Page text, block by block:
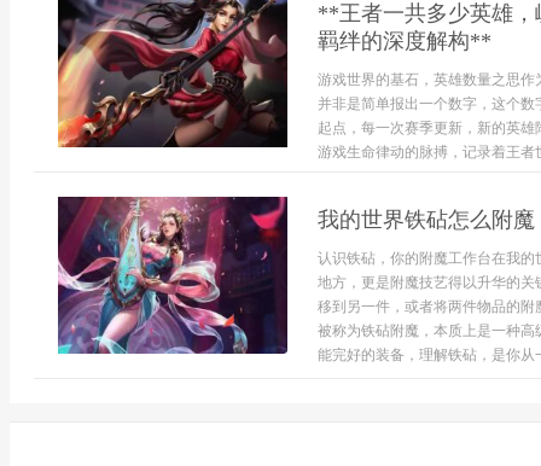
**王者一共多少英雄
羁绊的深度解构**
游戏世界的基石，英雄数量之思
并非是简单报出一个数字，这个
起点，每一次赛季更新，新的英
游戏生命律动的脉搏，记录着王者
我的世界铁砧怎么附
认识铁砧，你的附魔工作台在我
地方，更是附魔技艺得以升华的
移到另一件，或者将两件物品的
被称为铁砧附魔，本质上是一种
能完好的装备，理解铁砧，是你从